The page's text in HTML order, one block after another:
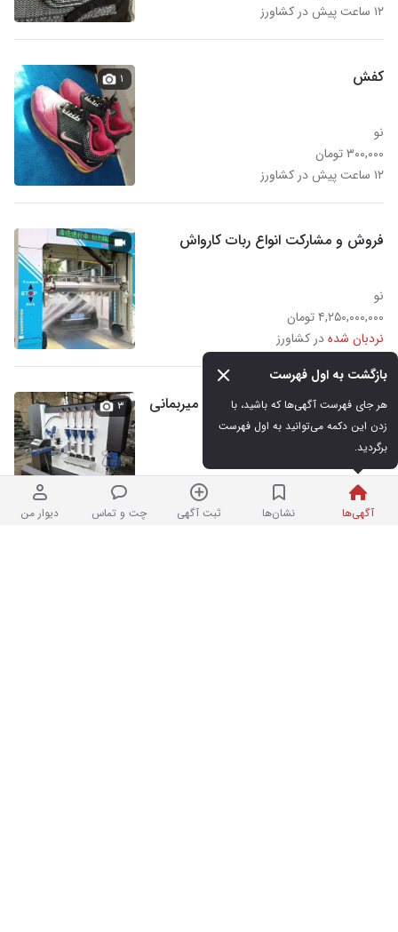
آگهی‌ها
بازگشت به اول فهرست
برگردید.
نشان‌ها ثبت آگهی چت و تماس دیوار من
۱۲ ساعت پیش در کشاورز
کفش
نو
۳۰۰,۰۰۰ تومان
۱۲ ساعت پیش در کشاورز
۱
فروش و مشارکت انواع ربات کارواش
نو
۴,۲۵۰,۰۰۰,۰۰۰ تومان
نردبان شدهدر کشاورز
دستگاه گیوتین شش کاره صنایع میربمانی
نو
۱,۶۰۰,۰۰۰,۰۰۰ تومان
نردبان شده
در کشاورز
۳